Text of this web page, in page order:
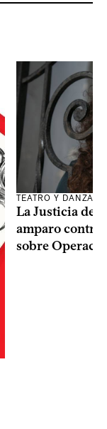
TEATRO Y DANZA
La Justicia
amparo contra
sobre